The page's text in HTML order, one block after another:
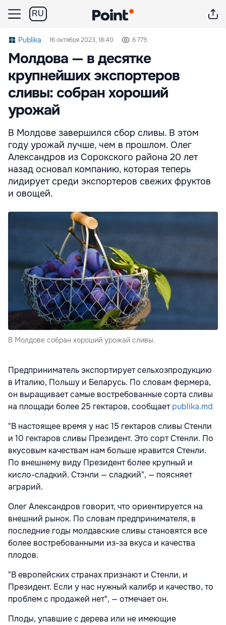
RU
Publika 16 октября 2023, 18:40 6 779
Молдова — в десятке
крупнейших экспортеров
сливы: собран хороший
урожай
В Молдове завершился сбор сливы. В этом
году урожай лучше, чем в прошлом. Олег
Александров из Сорокского района 20 лет
назад основал компанию, которая теперь
лидирует среди экспортеров свежих фруктов
и овощей.
В Молдове собран хороший урожай сливы.
Предприниматель экспортирует сельхозпродукцию
в Италию, Польшу и Беларусь. По словам фермера,
он выращивает самые востребованные сорта сливы
на площади более 25 гектаров, сообщаетpublika.md
"В настоящее время у нас 15 гектаров сливы Стенли
и 10 гектаров сливы Президент. Это сорт Стенли. По
вкусовым качествам нам больше нравится Стенли.
По внешнему виду Президент более крупный и
кисло-сладкий. Стэнли — сладкий", — поясняет
аграрий.
Олег Александров говорит, что ориентируется на
внешний рынок. По словам предпринимателя, в
последние годы молдавские сливы становятся все
более востребованными из-за вкуса и качества
плодов.
"В европейских странах признают и Стенли, и
Президент. Если у нас нужный калибр и качество, то
проблем с продажей нет", — отмечает он.
Плоды, упавшие с дерева или не имеющие